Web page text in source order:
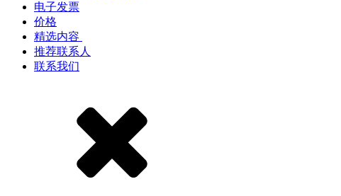
电子发票
价格
精选内容 ​
推荐联系人
联系我们